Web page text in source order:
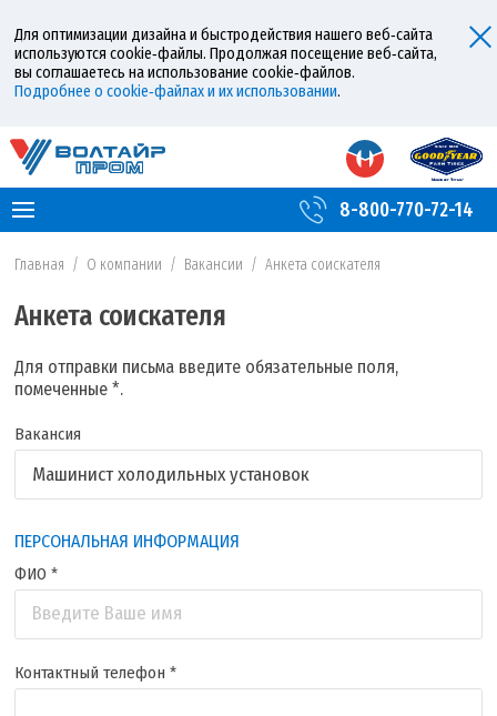
Для оптимизации дизайна и быстродействия нашего веб‑сайта
используются cookie‑файлы. Продолжая посещение веб‑сайта,
вы соглашаетесь на использование cookie‑файлов.
Подробнее о cookie‑файлах и их использовании.
8-800-770-72-14
Главная / О компании / Вакансии / Анкета соискателя
Анкета соискателя
Для отправки письма введите обязательные поля,
помеченные *.
Вакансия
ПЕРСОНАЛЬНАЯ ИНФОРМАЦИЯ
ФИО *
Введите Ваше имя
Контактный телефон *